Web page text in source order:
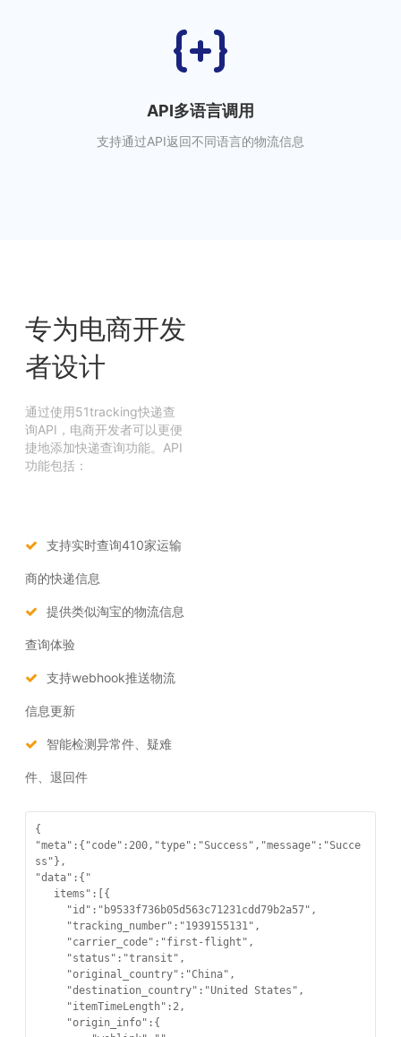
API多语言调用
支持通过API返回不同语言的物流信息
专为电商开发
者设计
通过使用51tracking快递查
询API，电商开发者可以更便
捷地添加快递查询功能。API
功能包括：
支持实时查询410家运输
商的快递信息
提供类似淘宝的物流信息
查询体验
支持webhook推送物流
信息更新
智能检测异常件、疑难
件、退回件
{
"meta":{"code":200,"type":"Success","message":"Succe
ss"},
"data":{"